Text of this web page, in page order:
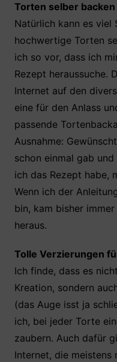
Torten selber backen
Natürlich kann es viel
hochwertige Torten
ich so vor, dass ich
Rezept heraussuche.
Internet auf den
eine für den Anlass
passende
Ausnahme:
schon einmal gab
ich das Rezept habe,
Wenn ich der
bin, kam bisher
heraus.
Tolle Verzierungen
Ich finde, dass es
Kreation, sondern
(das Auge isst ja
ich, bei jeder Torte
zaubern. Auch dafür
Internet, die meistens